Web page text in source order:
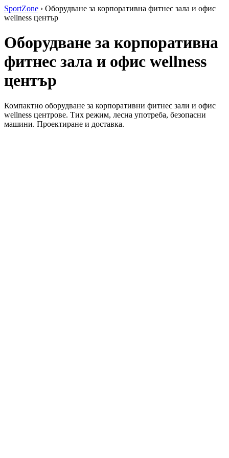
SportZone › Оборудване за корпоративна фитнес зала и офис
wellness център
Оборудване за корпоративна
фитнес зала и офис wellness
център
Компактно оборудване за корпоративни фитнес зали и офис
wellness центрове. Тих режим, лесна употреба, безопасни
машини. Проектиране и доставка.